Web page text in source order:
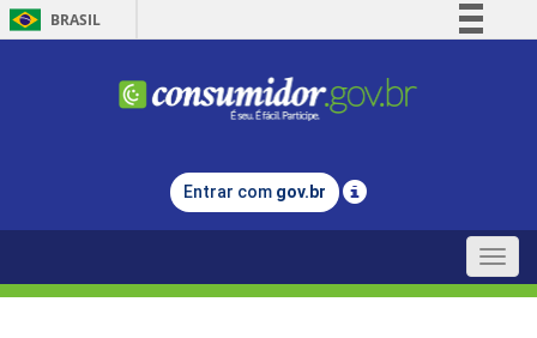
BRASIL
Comunica BR
Legislação
Entrar com gov.br
Toggle